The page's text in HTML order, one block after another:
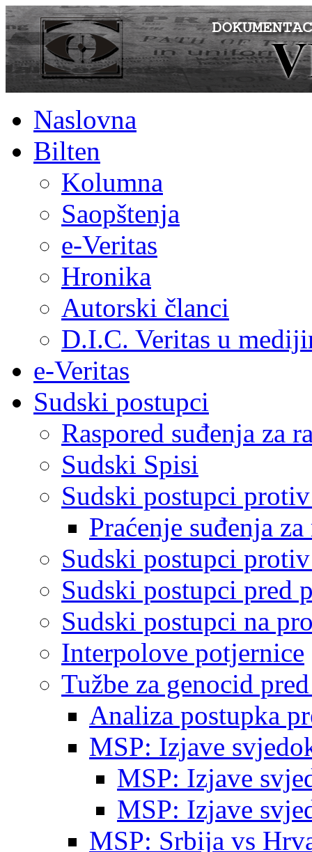
Naslovna
Bilten
Kolumna
Saopštenja
e-Veritas
Hronika
Autorski članci
D.I.C. Veritas u
e-Veritas
Sudski postupci
Raspored suđenja za
Sudski Spisi
Sudski postupci
Praćenje suđenja
Sudski postupci
Sudski postupci pred
Sudski postupci na
Interpolove potjernice
Tužbe za genocid
Analiza postupka
MSP: Izjave
MSP: Izjave
MSP: Izjave
MSP: Srbija vs